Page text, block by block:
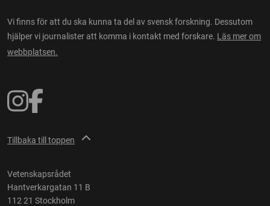
Vi finns för att du ska kunna ta del av svensk forskning. Dessutom
hjälper vi journalister att komma i kontakt med forskare. Läs mer om
webbplatsen.
Tillbaka till toppen
Vetenskapsrådet
Hantverkargatan 11 B
112 21 Stockholm